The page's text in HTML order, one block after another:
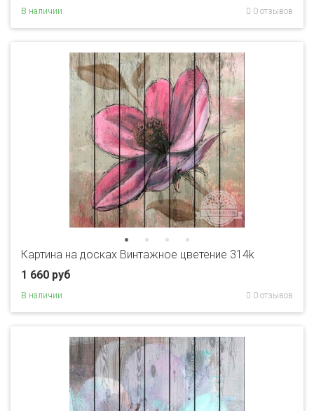
В наличии 0 отзывов
Картина на досках Винтажное цветение 314k
1 660 руб
В наличии 0 отзывов